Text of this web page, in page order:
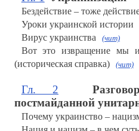
Бездействие – тоже
Уроки украинской истории
Вирус украинства (чит)
Вот это извращение мы и
(историческая справка)
(чит)
Гл. 2
постмайданной
Почему украинство –